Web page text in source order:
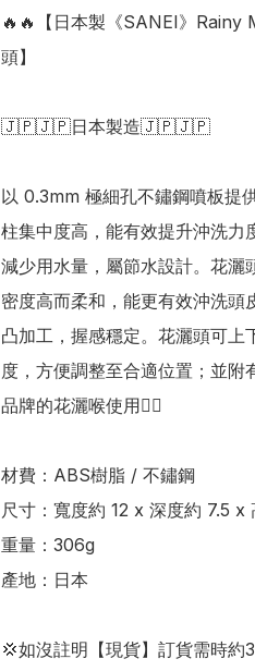
🔥🔥【日本製《SANEI》Rainy
頭】
🇯🇵🇯🇵日本製造🇯🇵🇯🇵
以 0.3mm 極細孔不鏽鋼噴板提
柱集中度高，能有效提升沖洗力
減少用水量，屬節水設計。花灑
密度高而柔和，能更有效沖洗頭
凸加工，握感穩定。花灑頭可上
度，方便調整至合適位置；並附
品牌的花灑喉使用👍🏻
材費：ABS樹脂 / 不鏽鋼
尺寸：寬度約 12 x 深度約 7.5 x
重量：306g
產地：日本
💢如沒註明【現貨】訂貨需時約